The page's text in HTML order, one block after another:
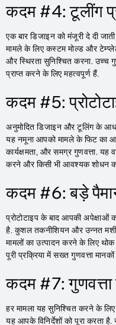
कदम #4: टूलींग
एक बार डिजाइन को मंजूरी दे दी
मामले के लिए कस्टम मोल्ड और
और स्थिरता सुनिश्चित करना. उच्च
प्राप्त करने के लिए महत्वपूर्ण हैं.
कदम #5:
अनुमोदित डिजाइन और टूलिंग के
यह नमूना आपको मामले के फिट का
कार्यक्षमता, और समग्र गुणवत्ता. यह
करने और किसी भी आवश्यक शोधन
कदम #6: बड़े
प्रोटोटाइप के बाद आपकी अपेक्षाओं
है. कुशल तकनीशियन और उन्नत
मामलों का उत्पादन करने के लिए
पूरी प्रक्रिया में सख्त गुणवत्ता
कदम #7: गुणवत्ता
हर मामला यह सुनिश्चित करने के
यह आपके विनिर्देशों को पूरा करता है.